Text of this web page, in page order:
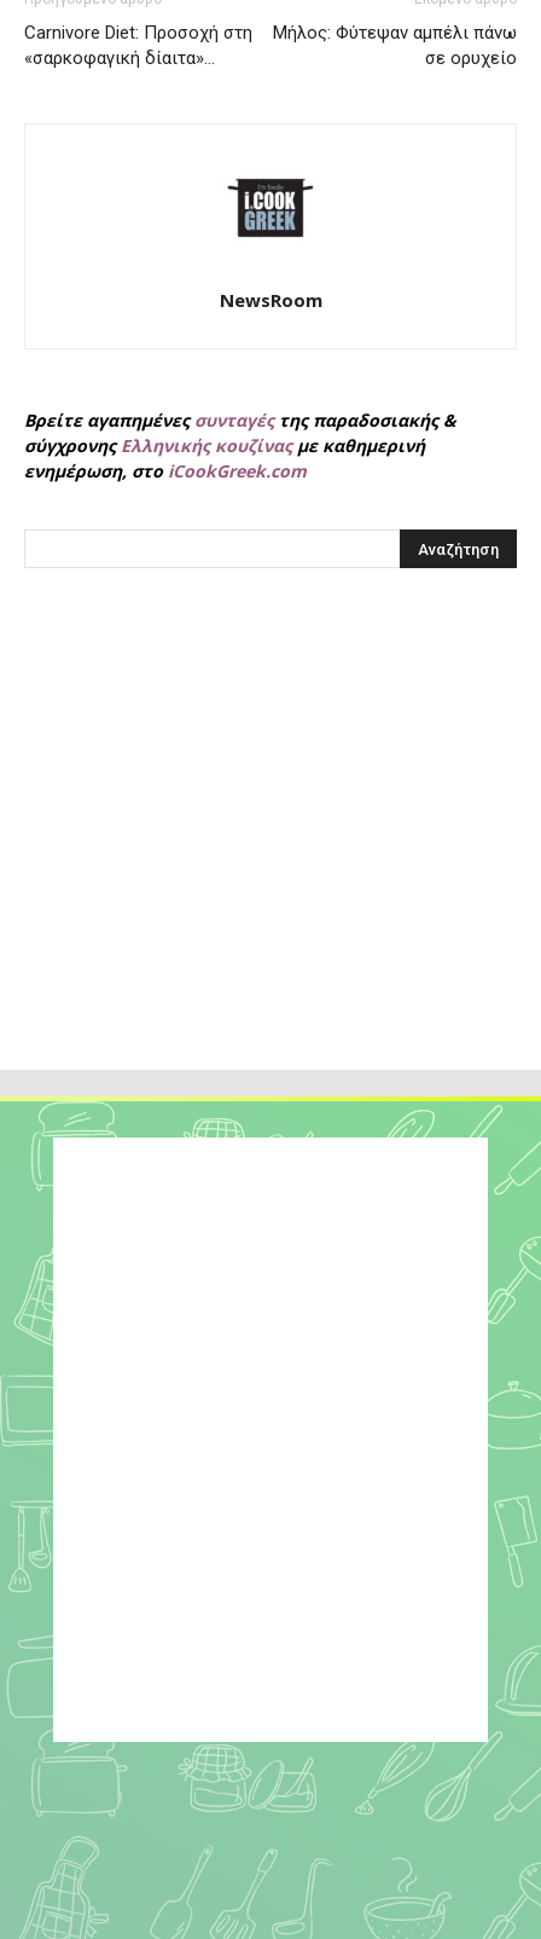
Carnivore Diet: Προσοχή στη
«σαρκοφαγική δίαιτα»…
Μήλος: Φύτεψαν αμπέλι πάνω
σε ορυχείο
NewsRoom
Βρείτε αγαπημένεςσυνταγέςτης παραδοσιακής &
σύγχρονηςΕλληνικής κουζίναςμε καθημερινή
ενημέρωση, στο iCookGreek.com